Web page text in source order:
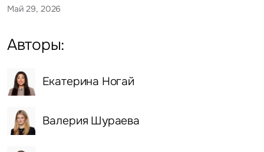
Май 29, 2026
Авторы:
Екатерина Ногай
Валерия Шураева